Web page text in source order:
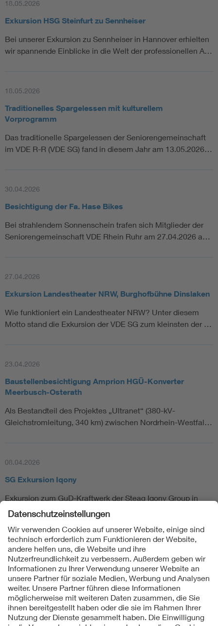
18.05.2026
Exkursion HSG Steinfurt zu Sennheiser
Bei unserer Exkursion zu Sennheiser in Hannover erhielten
wir spannende Einblicke in die Welt der professionellen A…
18.05.2026
Traditionelles Spargelessen mit kulturellem
Vorprogramm
Das traditionelle Spargelessen der Seniorengemeinschaft
im VDE R-R (VDE SG) fand in diesem Jahr am 13.05.2026…
30.04.2026
Besichtigung der Fa. Hase Bikes
Bei strahlendem Sonnenschein trafen sich Mitglieder der
Seniorengemeinschaft VDE Rhein Ruhr am 27.04.2026 a…
27.04.2026
Exkursion Landestheater NRW, Burghofbühne Dinslaken
Wie funktioniert ein Landestheater NRW? Unter diesem
Motto stand die Exkursion der VDE SG zum kleinsten der …
23.04.2026
Baustellenbesichtigung Amprion HGÜ-Konverter
Meerbusch-Osterath
Als Bestandteil des Projektes „Ultranet“ (380-kV-
Gleichstromleitung, 340 km) zwischen Nordrhein-Westfal…
08.04.2026
SG Exkursion Iqony
Exkursion zum GuD-Kraftwerk der Steag Iqony Group in
Herne
2 3
Folgen Sie uns